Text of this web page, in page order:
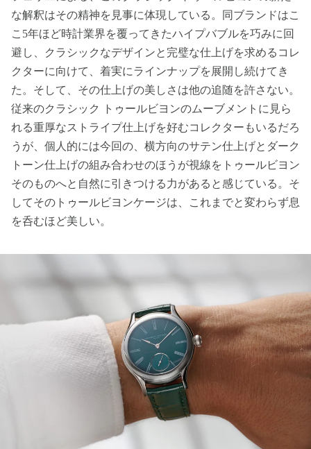
な解釈はその精神を見事に体現している。同ブランドはこ
こ5年ほど時計業界を覆ってきたハイプバブルを巧みに回
避し、クラシックなデザインと完璧な仕上げを求めるコレ
クターに向けて、着実にラインナップを展開し続けてき
た。そして、その仕上げの美しさは他の追随を許さない。
従来のクラシック トゥールビヨンのムーブメントに見ら
れる重厚なストライプ仕上げを好むコレクターもいるだろ
うが、個人的には今回の、横方向のサテン仕上げとダーク
トーン仕上げの組み合わせのほうが視線をトゥールビヨン
そのものへと自然に引きつける力があると感じている。そ
してそのトゥールビヨンケージは、これまでと変わらず息
を呑むほど美しい。